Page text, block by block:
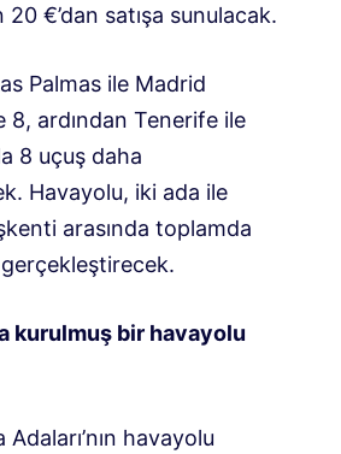
€’dan satışa sunulacak.
Palmas ile Madrid
8, ardından Tenerife ile
8 uçuş daha
Havayolu, iki ada ile
arasında toplamda
kurulmuş bir havayolu
havayolu